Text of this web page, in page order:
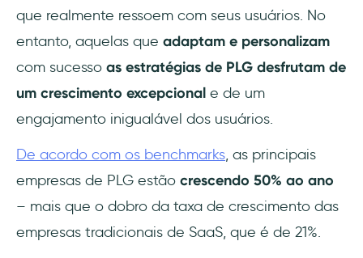
6- SocialSense
7- Basecamp
Conclusão
O que é uma empresa SaaS PLG?
Qual seria um exemplo de crescimento
orientado pelo produto?
que realmente ressoem com seus usuários. No
entanto, aquelas que adaptam e personalizam
com sucesso as estratégias de PLG desfrutam de
um crescimento excepcional e de um
engajamento inigualável dos usuários.
De acordo com os benchmarks, as principais
empresas de PLG estão crescendo 50% ao ano
– mais que o dobro da taxa de crescimento das
empresas tradicionais de SaaS, que é de 21%.